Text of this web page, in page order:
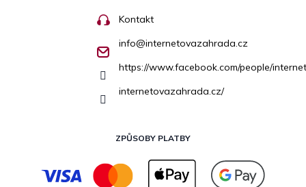
Kontakt
info@internetovazahrada.cz
https://www.facebook.com/people/
internetovazahrada.cz/
ZPŮSOBY PLATBY